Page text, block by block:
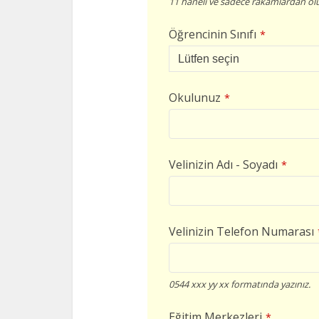
Öğrencinin Sınıfı *
Okulunuz *
Velinizin Adı - Soyadı *
Velinizin Telefon Numarası
0544 xxx yy xx formatında yazınız.